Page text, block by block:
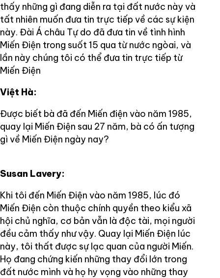
thấy những gì đang diễn ra tại đất nước này và
tất nhiên muốn đưa tin trực tiếp về các sự kiện
này. Đài Á châu Tự do đã đưa tin về tình hình
Miến Điện trong suốt 15 qua từ nước ngòai, và
lần này chúng tôi có thể đưa tin trực tiếp từ
Miến Điện
Việt Hà:
Được biết bà đã đến Miến điện vào năm 1985,
quay lại Miến Điện sau 27 năm, bà có ấn tượng
gì về Miến Điện ngày nay?
Susan Lavery:
Khi tôi đến Miến Điện vào năm 1985, lúc đó
Miến Điện còn thuộc chính quyền theo kiểu xã
hội chủ nghĩa, cơ bản vẫn là độc tài, mọi người
đều cảm thấy như vậy. Quay lại Miến Điện lúc
này, tôi thất được sự lạc quan của người Miến.
Họ đang chứng kiến những thay đổi lớn trong
đất nước mình và họ hy vọng vào những thay